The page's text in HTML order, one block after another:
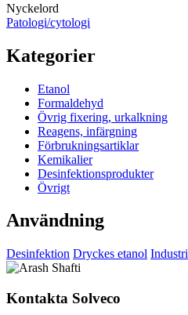
Nyckelord
Patologi/cytologi
Kategorier
Etanol
Formaldehyd
Övrig fixering, urkalkning
Reagens, infärgning
Förbrukningsartiklar
Kemikalier
Desinfektionsprodukter
Övrigt
Användning
Desinfektion Dryckes etanol Industri
Kontakta Solveco